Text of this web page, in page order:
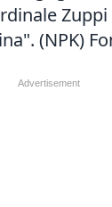
(NPK)